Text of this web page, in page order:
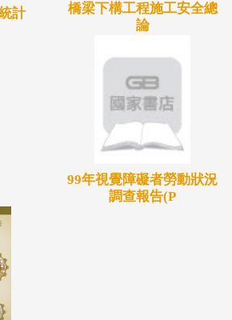
計
橋梁下構工程施工安全總
論
99年視覺障礙者勞動狀況
調查報告(P